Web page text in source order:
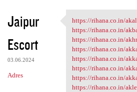
Jaipur
Escort
03.06.2024
Adres
https://
https://rihana.co.in/
https://rihana.co.in/
https://rihana.co.in/
https://rihana.co.in/
https://rihana.co.in/
https://rihana.co.in/
https://rihana.co.in/
https://rihana.co.in/